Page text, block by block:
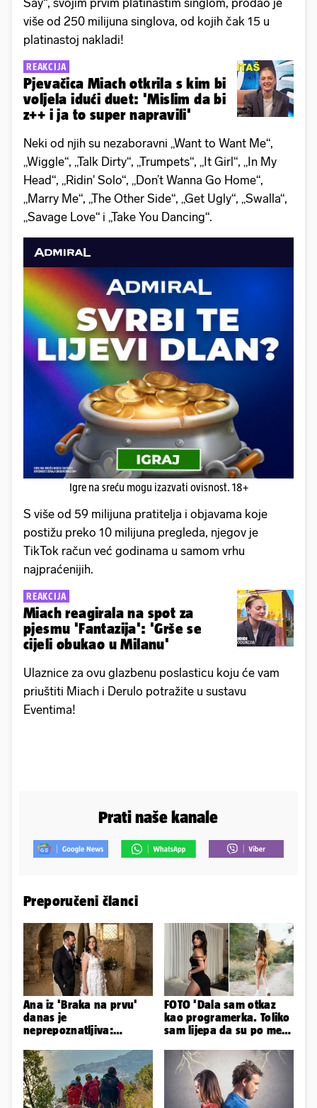
više od 250 milijuna singlova, od kojih čak 15 u
platinastoj nakladi!
REAKCIJA
Pjevačica Miach otkrila s kim bi
voljela idući duet: 'Mislim da bi
z++ i ja to super napravili'
Neki od njih su nezaboravni „Want to Want Me“,
„Wiggle“, „Talk Dirty“, „Trumpets“, „It Girl“, „In My
Head“, „Ridin' Solo“, „Don’t Wanna Go Home“,
„Marry Me“, „The Other Side“, „Get Ugly“, „Swalla“,
„Savage Love“ i „Take You Dancing“.
Igre na sreću mogu izazvati ovisnost. 18+
S više od 59 milijuna pratitelja i objavama koje
postižu preko 10 milijuna pregleda, njegov je
TikTok račun već godinama u samom vrhu
najpraćenijih.
REAKCIJA
Miach reagirala na spot za
pjesmu 'Fantazija': 'Grše se
cijeli obukao u Milanu'
Ulaznice za ovu glazbenu poslasticu koju će vam
priuštiti Miach i Derulo potražite u sustavu
Eventima!
Prati naše kanale
Preporučeni članci
Ana iz 'Braka na prvu'
danas je
neprepoznatljiva:
ovako sad izgleda
FOTO 'Dala sam otkaz
kao programerka. Toliko
sam lijepa da su po meni